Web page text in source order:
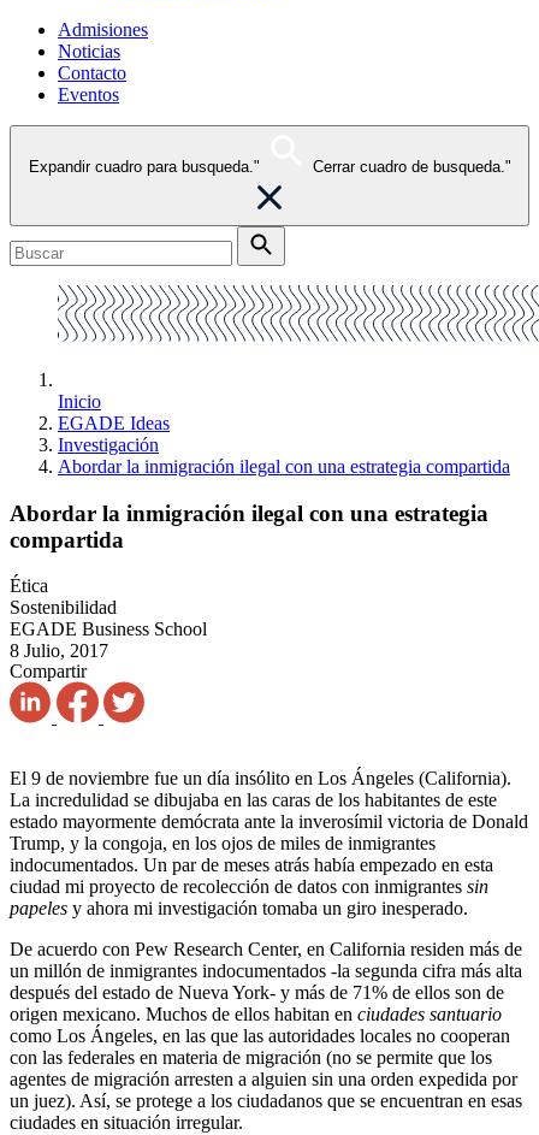
Admisiones
Noticias
Contacto
Eventos
Expandir cuadro para busqueda." Cerrar cuadro de busqueda."
Inicio
EGADE Ideas
Investigación
Abordar la inmigración ilegal con una estrategia compartida
Abordar la inmigración ilegal con una estrategia
compartida
Ética
Sostenibilidad
EGADE Business School
8 Julio, 2017
Compartir
El 9 de noviembre fue un día insólito en Los Ángeles (California).
La incredulidad se dibujaba en las caras de los habitantes de este
estado mayormente demócrata ante la inverosímil victoria de Donald
Trump, y la congoja, en los ojos de miles de inmigrantes
indocumentados. Un par de meses atrás había empezado en esta
ciudad mi proyecto de recolección de datos con inmigrantes sin
papeles y ahora mi investigación tomaba un giro inesperado.
De acuerdo con Pew Research Center, en California residen más de
un millón de inmigrantes indocumentados -la segunda cifra más alta
después del estado de Nueva York- y más de 71% de ellos son de
origen mexicano. Muchos de ellos habitan en ciudades santuario
como Los Ángeles, en las que las autoridades locales no cooperan
con las federales en materia de migración (no se permite que los
agentes de migración arresten a alguien sin una orden expedida por
un juez). Así, se protege a los ciudadanos que se encuentran en esas
ciudades en situación irregular.